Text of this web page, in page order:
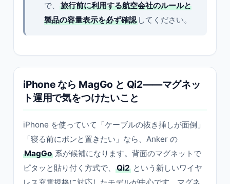
で、
旅行前に利用する航空会社のルールと
製品の容量表示を必ず確認 してください。
iPhone なら MagGo と Qi2——マグネッ
ト運用で気をつけたいこと
iPhone を使っていて「ケーブルの抜き挿しが面倒」
「寝る前にポンと置きたい」なら、Anker の
MagGo 系が候補になります。背面のマグネットで
ピタッと貼り付く方式で、
Qi2 という新しいワイヤ